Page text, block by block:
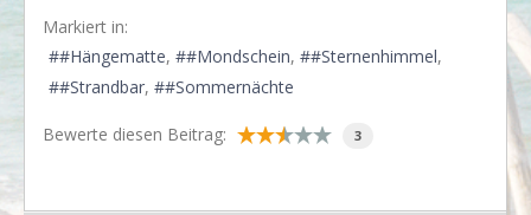
Styling
Kramkiste
KONTAKT
Markiert in:
#Hängematte
#Mondschein
#Sternenhimmel
#Strandbar
#Sommernächte
Bewerte diesen Beitrag: 3